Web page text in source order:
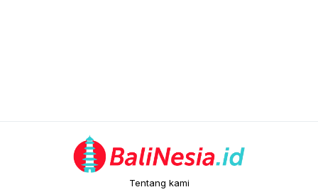
Tentang kami